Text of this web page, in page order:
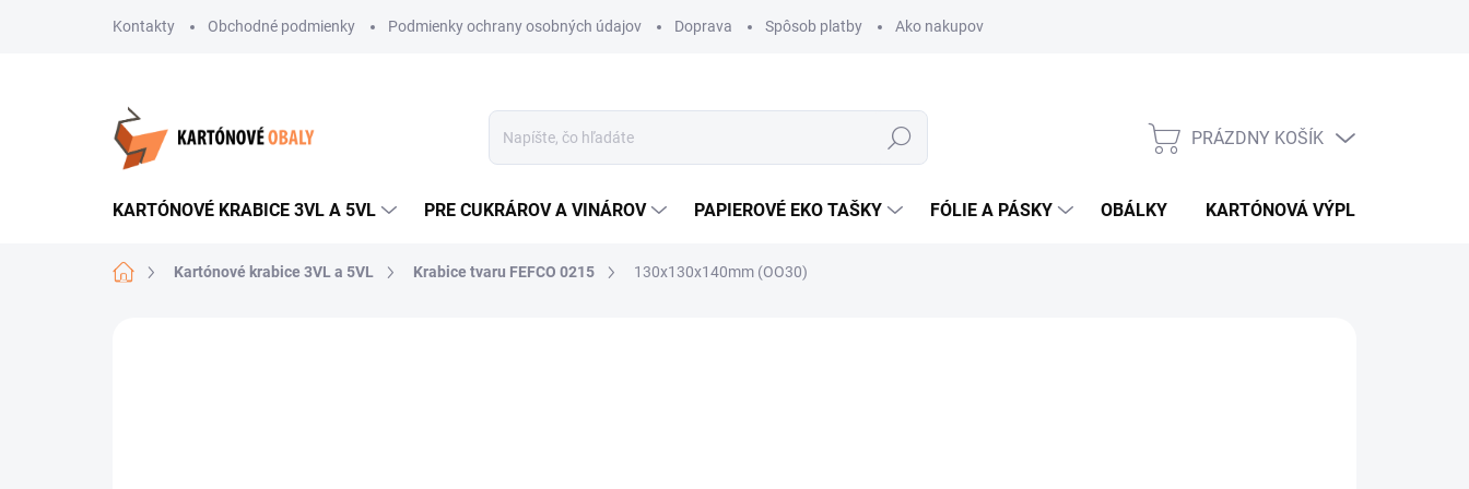
Kontakty Obchodné podmienky Podmienky ochrany osobných údajov Doprava Spôsob platby Ako nakupovať
Hľadať
NÁKUPNÝ
PRÁZDNY KOŠÍK
KARTÓNOVÉ KRABICE 3VL A 5VL PRE CUKRÁROV A VINÁROV PAPIEROVÉ EKO TAŠKY FÓLIE A PÁSKY OBÁLKY KARTÓNOVÁ VÝPLŇ
DomovKartónové krabice 3VL a 5VL Krabice tvaru FEFCO 0215 130x130x140mm (OO30)